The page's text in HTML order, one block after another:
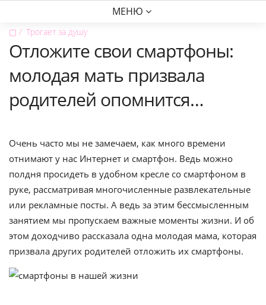
МЕНЮ
▢ Трогает за душу
Отложите свои смартфоны:
молодая мать призвала
родителей опомнится…
Очень часто мы не замечаем, как много времени
отнимают у нас Интернет и смартфон. Ведь можно
полдня просидеть в удобном кресле со смартфоном в
руке, рассматривая многочисленные развлекательные
или рекламные посты. А ведь за этим бессмысленным
занятием мы пропускаем важные моменты жизни. И об
этом доходчиво рассказала одна молодая мама, которая
призвала других родителей отложить их смартфоны.